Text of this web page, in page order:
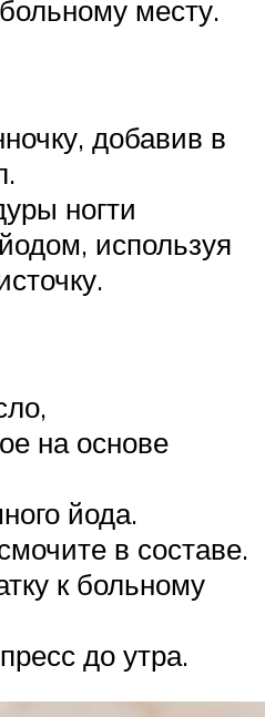
месту.
добавив в
ногти
используя
на основе
йода.
в составе.
к больному
до утра.